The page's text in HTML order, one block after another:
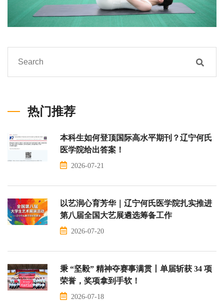
热门推荐
本科生如何登顶国际高水平期刊？辽宁何氏
医学院给出答案！
2026-07-21
以艺润心育芳华｜辽宁何氏医学院扎实推进
第八届全国大艺展遴选筹备工作
2026-07-20
秉 “坚毅” 精神夺赛事满贯丨单届斩获 34 项
荣誉，奖项拿到手软！
2026-07-18